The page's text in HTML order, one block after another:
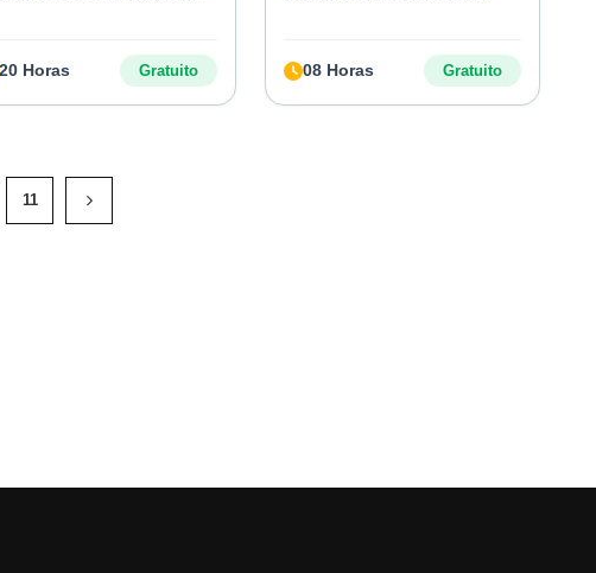
20 Horas Gratuito 08 Horas Gratuito
11